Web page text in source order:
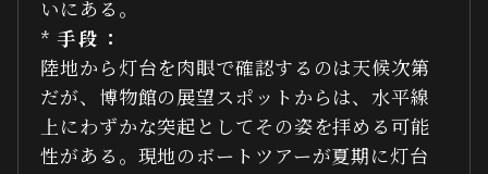
いにある。
* 手段：
陸地から灯台を肉眼で確認するのは天候次第
だが、博物館の展望スポットからは、水平線
上にわずかな突起としてその姿を拝める可能
性がある。現地のボートツアーが夏期に灯台